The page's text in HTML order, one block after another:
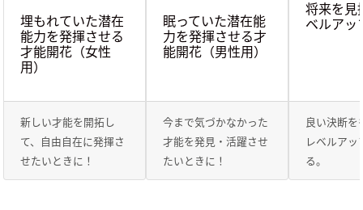
埋もれていた潜在
能力を発揮させる
才能開花（女性
用）
新しい才能を開拓し
て、自由自在に発揮さ
せたいときに！
眠っていた潜在能
力を発揮させる才
能開花（男性用）
今まで気づかなかった
才能を発見・活躍させ
たいときに！
将来を見
ベルアッ
良い決断を
レベルアッ
る。